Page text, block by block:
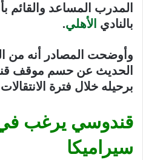
المدرب المساعد والقائم
بالنادي الأهلي.
وأوضحت المصادر أنه من
الحديث عن حسم موقف
برحيله خلال فترة
قندوسي يرغب في
سيراميكا